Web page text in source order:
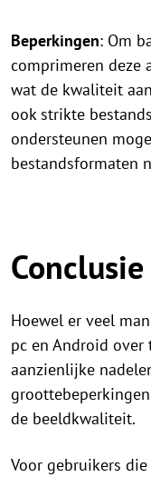
Beperkingen: Om
comprimeren deze
wat de kwaliteit
ook strikte
ondersteunen
bestandsformaten
Conclusie
Hoewel er veel
pc en Android over
aanzienlijke
de beeldkwaliteit.
Voor gebruikers